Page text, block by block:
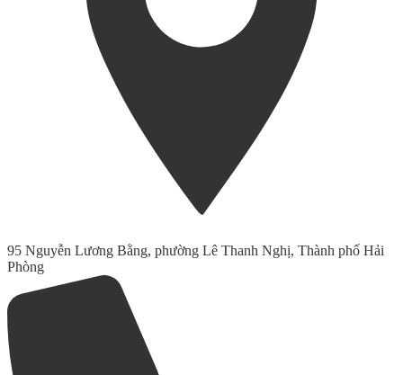
95 Nguyễn Lương Bằng, phường Lê Thanh Nghị, Thành phố Hải
Phòng